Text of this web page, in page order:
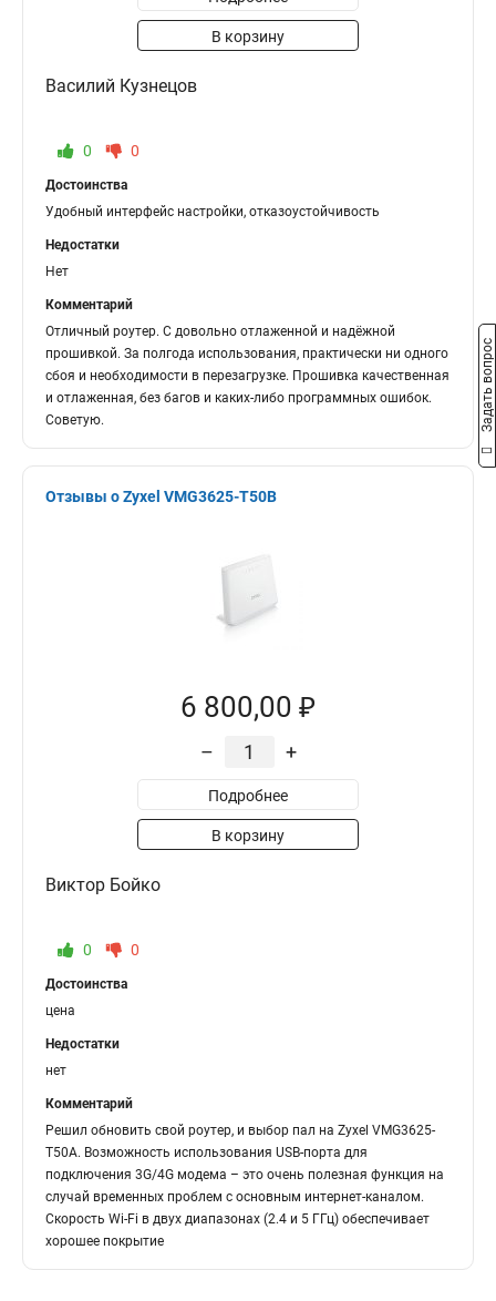
В корзину
Василий Кузнецов
0 0
Достоинства
Удобный интерфейс настройки, отказоустойчивость
Недостатки
Нет
Комментарий
Отличный роутер. С довольно отлаженной и надёжной
прошивкой. За полгода использования, практически ни одного
сбоя и необходимости в перезагрузке. Прошивка качественная
и отлаженная, без багов и каких-либо программных ошибок.
Советую.
Отзывы о Zyxel VMG3625-T50B
6 800,00 ₽
– +
Подробнее
В корзину
Виктор Бойко
0 0
Достоинства
цена
Недостатки
нет
Комментарий
Решил обновить свой роутер, и выбор пал на Zyxel VMG3625-
T50A. Возможность использования USB-порта для
подключения 3G/4G модема – это очень полезная функция на
случай временных проблем с основным интернет-каналом.
Скорость Wi-Fi в двух диапазонах (2.4 и 5 ГГц) обеспечивает
хорошее покрытие
Задать вопрос